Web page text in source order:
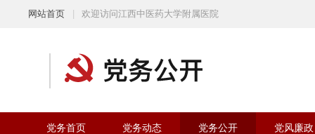
网站首页 欢迎访问江西中医药大学附属医院
党务首页 党务动态 党务公开 党风廉政